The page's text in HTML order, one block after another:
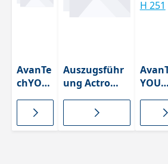
AvanTe
chYOU
efestig
ung
Auszugsführ
ung Actro
Silent System
L (40 kg)
YOU